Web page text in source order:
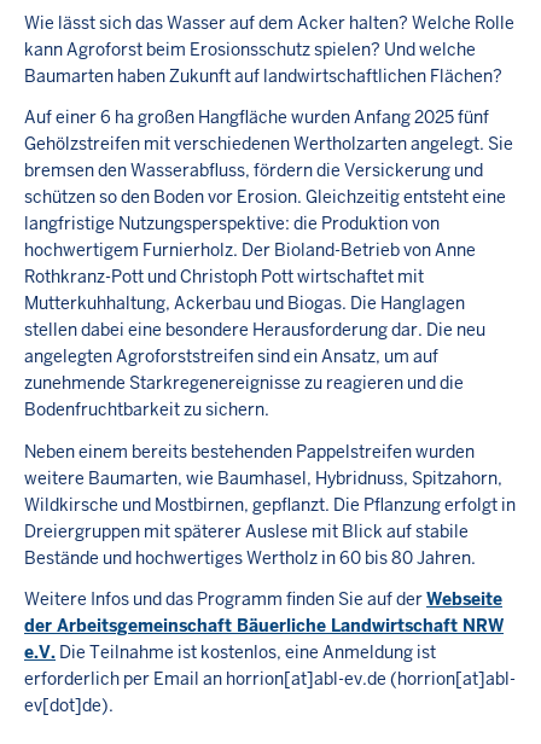
Wie lässt sich das Wasser auf dem Acker halten? Welche Rolle
kann Agroforst beim Erosionsschutz spielen? Und welche
Baumarten haben Zukunft auf landwirtschaftlichen Flächen?
Auf einer 6 ha großen Hangfläche wurden Anfang 2025 fünf
Gehölzstreifen mit verschiedenen Wertholzarten angelegt. Sie
bremsen den Wasserabfluss, fördern die Versickerung und
schützen so den Boden vor Erosion. Gleichzeitig entsteht eine
langfristige Nutzungsperspektive: die Produktion von
hochwertigem Furnierholz. Der Bioland-Betrieb von Anne
Rothkranz-Pott und Christoph Pott wirtschaftet mit
Mutterkuhhaltung, Ackerbau und Biogas. Die Hanglagen
stellen dabei eine besondere Herausforderung dar. Die neu
angelegten Agroforststreifen sind ein Ansatz, um auf
zunehmende Starkregenereignisse zu reagieren und die
Bodenfruchtbarkeit zu sichern.
Neben einem bereits bestehenden Pappelstreifen wurden
weitere Baumarten, wie Baumhasel, Hybridnuss, Spitzahorn,
Wildkirsche und Mostbirnen, gepflanzt. Die Pflanzung erfolgt in
Dreiergruppen mit späterer Auslese mit Blick auf stabile
Bestände und hochwertiges Wertholz in 60 bis 80 Jahren.
Weitere Infos und das Programm finden Sie auf derWebseite
der Arbeitsgemeinschaft Bäuerliche Landwirtschaft NRW
e.V. Die Teilnahme ist kostenlos, eine Anmeldung ist
erforderlich per Email an horrion[at]abl-ev.de (horrion[at]abl-
ev[dot]de).